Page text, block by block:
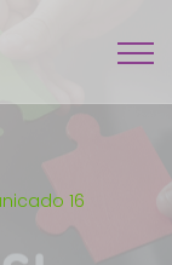
16